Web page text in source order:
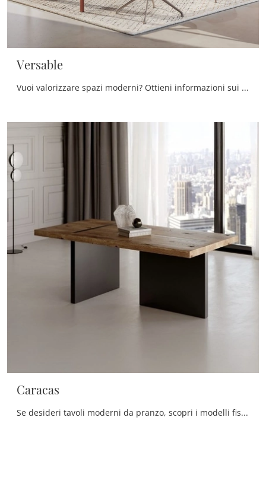
Versable
Vuoi valorizzare spazi moderni? Ottieni informazioni sui tavoli moderni fissi: il modello da cucina Versable ti attende.
Caracas
Se desideri tavoli moderni da pranzo, scopri i modelli fissi di Le Fablier: clicca e scopri il modello Caracas in legno.